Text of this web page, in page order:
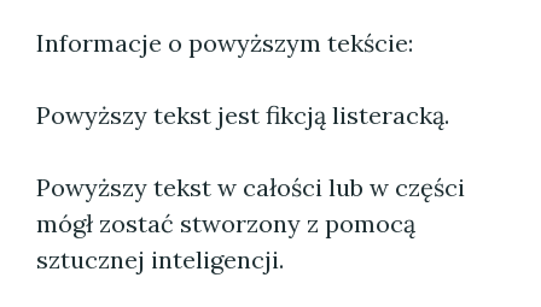
Informacje o powyższym tekście:
Powyższy tekst jest fikcją listeracką.
Powyższy tekst w całości lub w części
mógł zostać stworzony z pomocą
sztucznej inteligencji.